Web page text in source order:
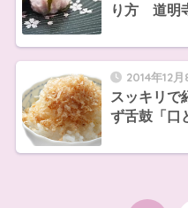
り方 道明
2014年12月
スッキリで
ず舌鼓「口